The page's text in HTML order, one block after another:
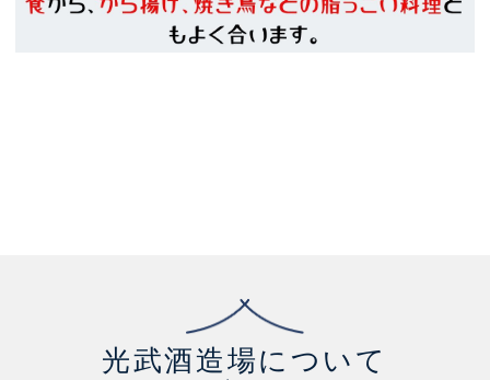
光武酒造場について